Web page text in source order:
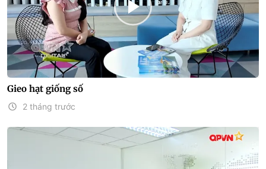
Gieo hạt giống số
2 tháng trước